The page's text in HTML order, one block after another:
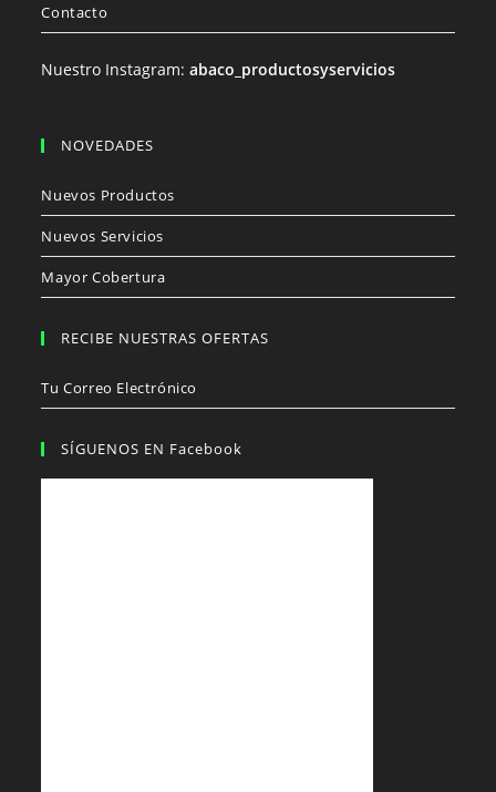
Contacto
Nuestro Instagram:abaco_productosyservicios
NOVEDADES
Nuevos Productos
Nuevos Servicios
Mayor Cobertura
RECIBE NUESTRAS OFERTAS
Tu Correo Electrónico
SÍGUENOS EN Facebook